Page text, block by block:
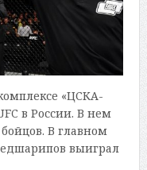
«ЦСКА-
в России. В нем
В главном
выиграл